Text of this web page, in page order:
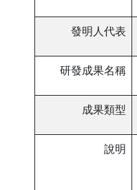
發明人代表
研發成果名稱
成果類型
說明